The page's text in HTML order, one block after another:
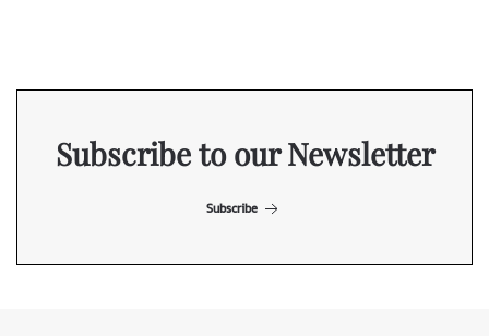
Subscribe to our Newsletter
Subscribe